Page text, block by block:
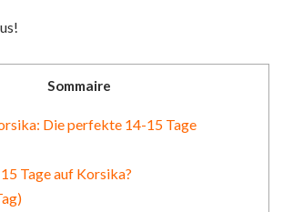
Sommaire
Die perfekte 14-15 Tage
Tage auf Korsika?